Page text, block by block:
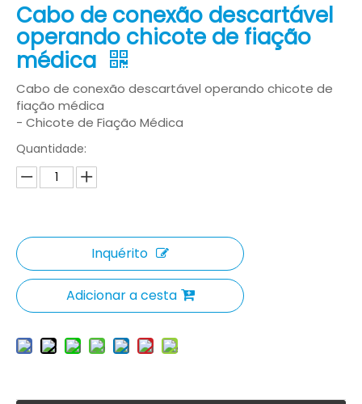
Cabo de conexão descartável
operando chicote de fiação
médica
Cabo de conexão descartável operando chicote de
fiação médica
- Chicote de Fiação Médica
Quantidade:
Inquérito
Adicionar a cesta